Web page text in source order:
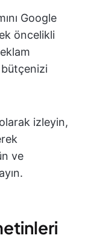
Google
öncelikli
izleyin,
ve